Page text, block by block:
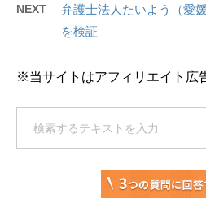
NEXT
弁護士法人たいよう（愛
を検証
※当サイトはアフィリエイト広